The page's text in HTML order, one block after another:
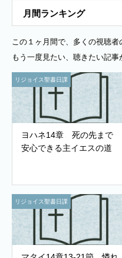
月間ランキング
この１ヶ月間で、多くの視聴者
もう一度見たい、聴きたい記事
リジョイス聖書日課
ヨハネ14章 死の先まで
安心できる主イエスの道
リジョイス聖書日課